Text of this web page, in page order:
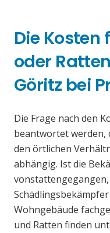
Die Kosten
oder
Göritz bei
Die Frage nach den
beantwortet werden,
den örtlichen
abhängig. Ist die
Wohngebäude
und Ratten finden